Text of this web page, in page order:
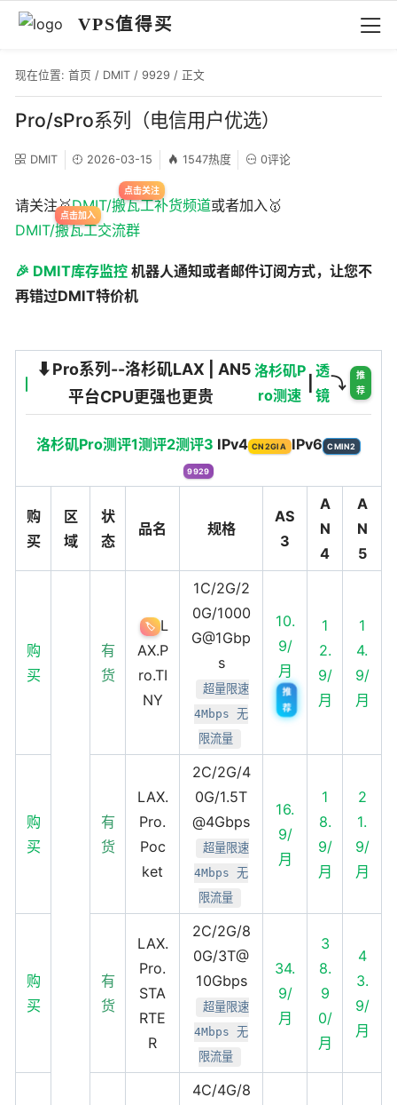
VPS值得买
现在位置: 首页 / DMIT / 9929 / 正文
Pro/sPro系列（电信用户优选）
DMIT 2026-03-15 1547热度 0评论
请关注🥇DMIT/搬瓦工补货频道或者加入🥇
DMIT/搬瓦工交流群
🎉 DMIT库存监控 机器人通知或者邮件订阅方式，让您不
再错过DMIT特价机
⬇️Pro系列--洛杉矶LAX | AN5
平台CPU更强也更贵
洛杉矶P
ro测速
透
镜
⤵️
推
荐
洛杉矶Pro测评1测评2测评3 IPv4 CN2GIA IPv6 CMIN2
9929
购
买
区
域
状
态
品名 规格
AS
3
A
N
4
A
N
5
购
买
有
货
🏷️ L
AX.P
ro.TI
NY
1C/2G/2
0G/1000
G@1Gbp
s
超量限速
4Mbps 无
限流量
10.
9/
月
推
荐
1
2.
9/
月
1
4.
9/
月
购
买
有
货
LAX.
Pro.
Poc
ket
2C/2G/4
0G/1.5T
@4Gbps
超量限速
4Mbps 无
限流量
16.
9/
月
1
8.
9/
月
2
1.
9/
月
购
买
有
货
LAX.
Pro.
STA
RTE
R
2C/2G/8
0G/3T@
10Gbps
超量限速
4Mbps 无
限流量
34.
9/
月
3
8.
9
0/
月
4
3.
9/
月
4C/4G/8